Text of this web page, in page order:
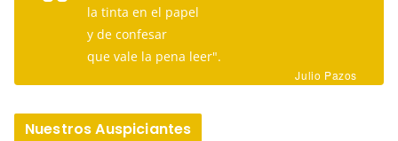
la tinta en el papel
y de confesar
que vale la pena leer".
Julio Pazos
Nuestros Auspiciantes